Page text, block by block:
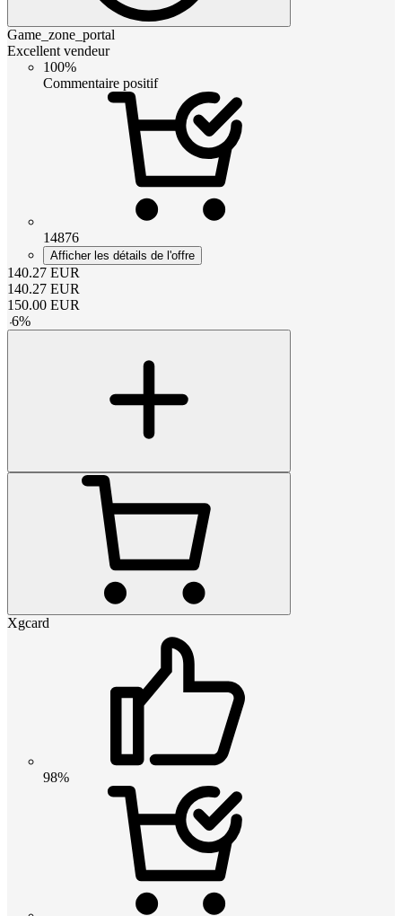
Game_zone_portal
Excellent vendeur
100%
Commentaire positif
14876
Afficher les détails de l'offre
140.27 EUR
140.27 EUR
150.00 EUR
-6%
Xgcard
98%